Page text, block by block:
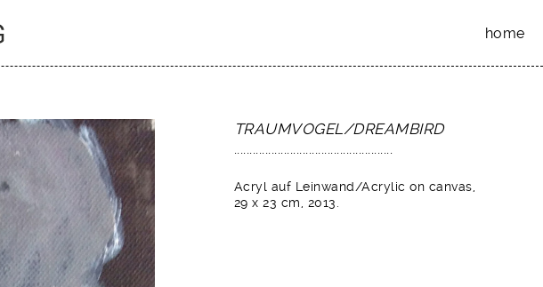
home
TRAUMVOGEL/DREAMBIRD
...................................................
Acryl auf Leinwand/Acrylic on canvas,
29 x 23 cm, 2013.